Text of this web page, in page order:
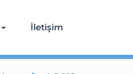
İletişim